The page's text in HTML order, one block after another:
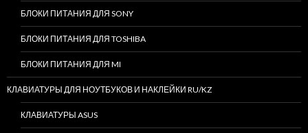
БЛОКИ ПИТАНИЯ ДЛЯ SONY
БЛОКИ ПИТАНИЯ ДЛЯ TOSHIBA
БЛОКИ ПИТАНИЯ ДЛЯ MI
КЛАВИАТУРЫ ДЛЯ НОУТБУКОВ И НАКЛЕЙКИ RU/KZ
КЛАВИАТУРЫ ASUS